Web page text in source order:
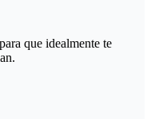
que idealmente te